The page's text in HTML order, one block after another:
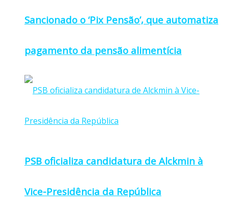
Sancionado o ‘Pix Pensão’, que automatiza
pagamento da pensão alimentícia
PSB oficializa candidatura de Alckmin à
Vice-Presidência da República